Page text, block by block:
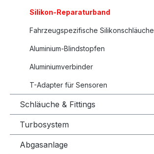
Silikon-Reparaturband
Fahrzeugspezifische Silikonschläuche
Aluminium-Blindstopfen
Aluminiumverbinder
T-Adapter für Sensoren
Schläuche & Fittings
Turbosystem
Abgasanlage